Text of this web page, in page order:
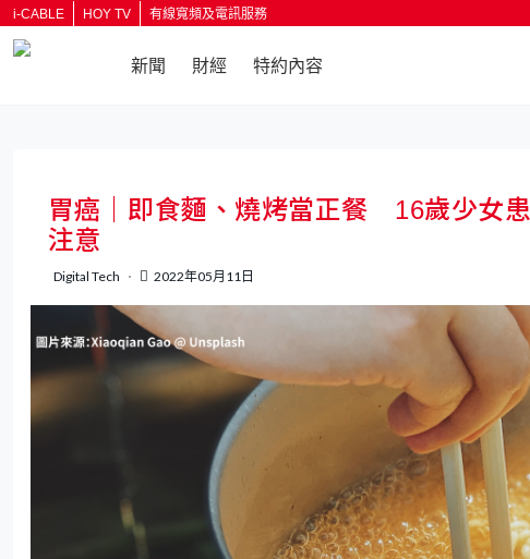
i-CABLE HOY TV 有線寬頻及電訊服務
新聞 財經 特約內容
胃癌｜即食麵、燒烤當正餐 16歲少
注意
Digital Tech 2022年05月11日